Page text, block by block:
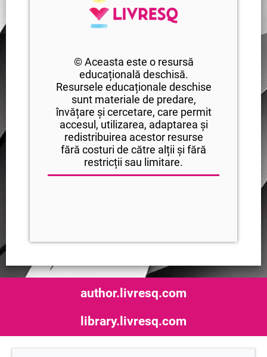
© Aceasta este o resursă
educațională deschisă.
Resursele educaționale deschise
sunt materiale de predare,
învățare și cercetare, care permit
accesul, utilizarea, adaptarea și
redistribuirea acestor resurse
fără costuri de către alții și fără
restricții sau limitare.
author.livresq.com
library.livresq.com